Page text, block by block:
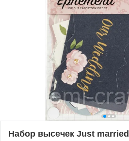
Набор высечек Just married